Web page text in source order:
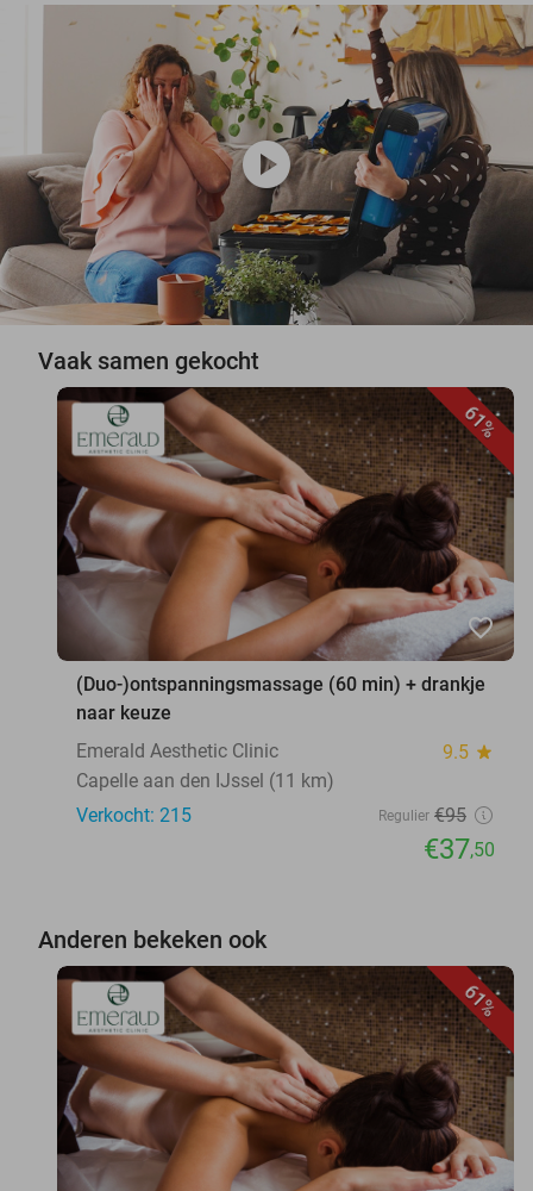
play_circle
Vaak samen gekocht
61%
favorite_border
(Duo-)ontspanningsmassage (60 min) + drankje
naar keuze
Emerald Aesthetic Clinic
9.5 star
Capelle aan den IJssel (11 km)
Verkocht: 215
Regulier €95
€37,50
Anderen bekeken ook
61%